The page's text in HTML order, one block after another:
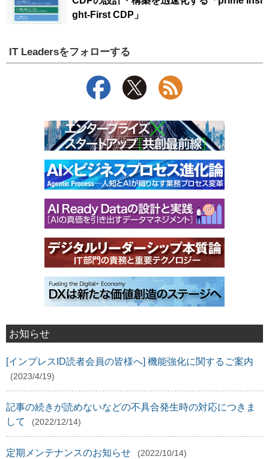
ght-First CDP」
IT Leadersをフォローする
お知らせ
[インプレスID読者会員の皆様へ] 機能強化に関するご案内
(2023/4/19)
記事の続きが読めないなどの不具合発生時の対応につきま
して
(2022/12/14)
定期メンテナンスのお知らせ (2022/10/14)